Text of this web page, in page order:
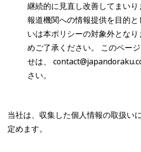
継続的に見直し改善してまいり
報道機関への情報提供を目的
いは本ポリシーの対象外とな
めご了承ください。 このペー
せは、
さい。
当社は、収集した個人情報の取扱い
定めます。